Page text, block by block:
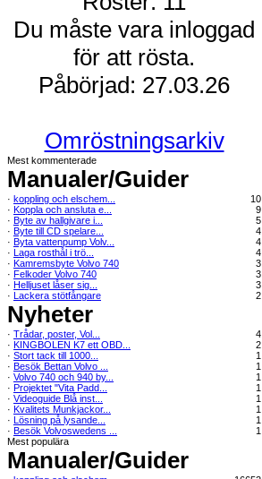
Du måste vara inloggad
för att rösta.
Påbörjad: 27.03.26
Omröstningsarkiv
Mest kommenterade
Manualer/Guider
· koppling och elschem...
10
· Koppla och ansluta e...
9
· Byte av hallgivare i...
5
· Byte till CD spelare...
4
· Byta vattenpump Volv...
4
· Laga rosthål i trö...
4
· Kamremsbyte Volvo 740
3
· Felkoder Volvo 740
3
· Helljuset låser sig...
3
· Lackera stötfångare 2
Nyheter
· Trådar, poster, Vol...
4
· KINGBOLEN K7 ett OBD...
2
· Stort tack till 1000...
1
· Besök Bettan Volvo ...
1
· Volvo 740 och 940 by...
1
· Projektet "Vita Padd...
1
· Videoguide Blå inst...
1
· Kvalitets Munkjackor...
1
· Lösning på lysande...
1
· Besök Volvoswedens ...
1
Mest populära
Manualer/Guider